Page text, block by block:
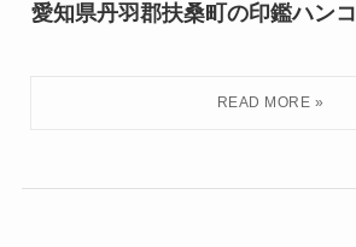
愛知県丹羽郡扶桑町の印鑑ハンコ